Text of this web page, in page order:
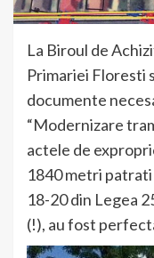
La Biroul de
Primariei Floresti
documente
“Modernizare
actele de
1840 metri
18-20 din Legea
(!), au fost